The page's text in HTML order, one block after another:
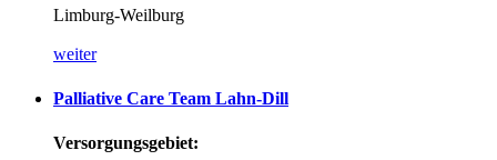
Limburg-Weilburg
weiter
Palliative Care Team Lahn-Dill
Versorgungsgebiet: